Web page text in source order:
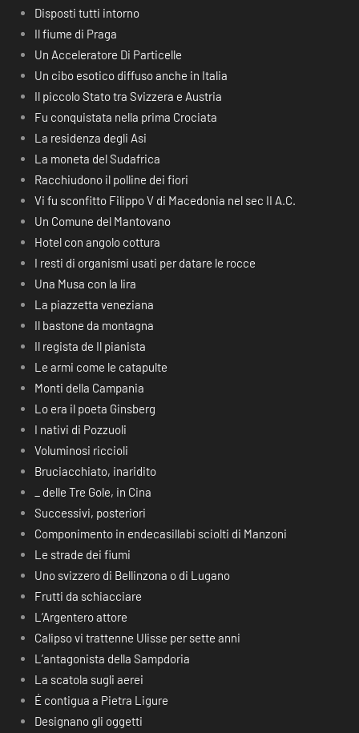
Disposti tutti intorno
Il fiume di Praga
Un Acceleratore Di Particelle
Un cibo esotico diffuso anche in Italia
Il piccolo Stato tra Svizzera e Austria
Fu conquistata nella prima Crociata
La residenza degli Asi
La moneta del Sudafrica
Racchiudono il polline dei fiori
Vi fu sconfitto Filippo V di Macedonia nel sec II A.C.
Un Comune del Mantovano
Hotel con angolo cottura
I resti di organismi usati per datare le rocce
Una Musa con la lira
La piazzetta veneziana
Il bastone da montagna
Il regista de Il pianista
Le armi come le catapulte
Monti della Campania
Lo era il poeta Ginsberg
I nativi di Pozzuoli
Voluminosi riccioli
Bruciacchiato, inaridito
_ delle Tre Gole, in Cina
Successivi, posteriori
Componimento in endecasillabi sciolti di Manzoni
Le strade dei fiumi
Uno svizzero di Bellinzona o di Lugano
Frutti da schiacciare
L’Argentero attore
Calipso vi trattenne Ulisse per sette anni
L’antagonista della Sampdoria
La scatola sugli aerei
É contigua a Pietra Ligure
Designano gli oggetti